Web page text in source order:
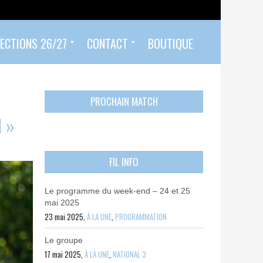
26/27 CONTACT BOUTIQUE
»
PROCHAIN MATCH
FIL INFO
Le programme du week-end – 24 et 25
mai 2025
23 mai 2025,À LA UNE,PROGRAMMATION
Le groupe
17 mai 2025,À LA UNE,NATIONAL 3